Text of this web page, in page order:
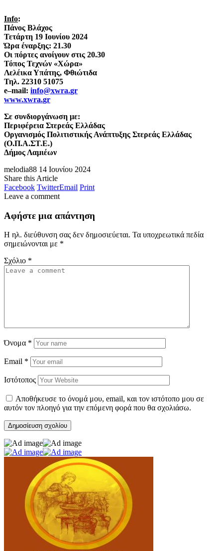
Info:
Πάνος Βλάχος
Τετάρτη 19 Ιουνίου 2024
Ώρα έναρξης: 21.30
Οι πόρτες ανοίγουν στις 20.30
Τόπος Τεχνών «Χώρα»
Λελέικα Υπάτης, Φθιώτιδα
Τηλ. 22310 51075
e–mail: info@xwra.gr
www.xwra.gr
Σε συνδιοργάνωση με:
Περιφέρεια Στερεάς Ελλάδας
Οργανισμός Πολιτιστικής Ανάπτυξης Στερεάς Ελλάδας
(Ο.Π.Α.ΣΤ.Ε.)
Δήμος Λαμιέων
melodia88 14 Ιουνίου 2024
Share this Article
Facebook TwitterEmail Print
Leave a comment
Αφήστε μια απάντηση
Η ηλ. διεύθυνση σας δεν δημοσιεύεται. Τα υποχρεωτικά πεδία
σημειώνονται με *
Σχόλιο *
Όνομα *
Email *
Ιστότοπος
Αποθήκευσε το όνομά μου, email, και τον ιστότοπο μου σε
αυτόν τον πλοηγό για την επόμενη φορά που θα σχολιάσω.